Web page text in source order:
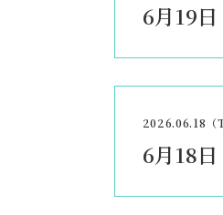
6月19日
2026.06.18（
6月18日